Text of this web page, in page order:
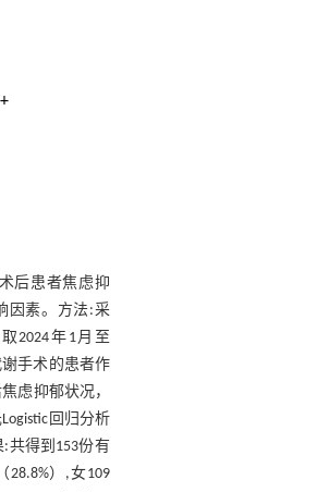
+
后患者焦虑抑
因素。方法:采
2024年1月至
手术的患者作
虑抑郁状况，
回归分析
共得到153份有
28.8%）,女109